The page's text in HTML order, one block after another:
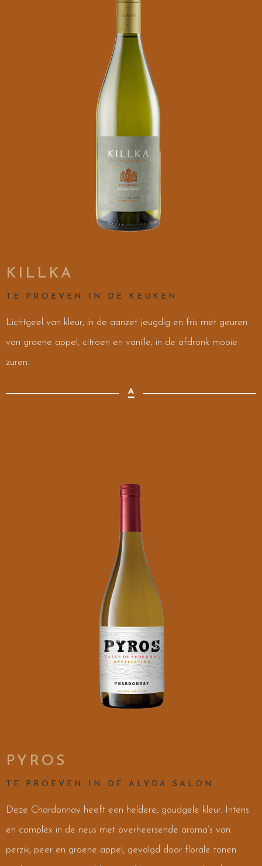
KILLKA
TE PROEVEN IN DE KEUKEN
Lichtgeel van kleur, in de aanzet jeugdig en fris met geuren
van groene appel, citroen en vanille, in de afdronk mooie
zuren.
PYROS
TE PROEVEN IN DE ALYDA SALON
Deze Chardonnay heeft een heldere, goudgele kleur. Intens
en complex in de neus met overheersende aroma’s van
perzik, peer en groene appel, gevolgd door florale tonen